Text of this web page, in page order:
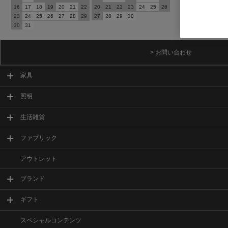
16
17 18 19 20 21
22
23
24 25 26 27 28
29
30
31
20
21 22 23 24 25
26
27
28 29 30
> お問い合わせ
家具
照明
生活雑貨
ファブリック
アウトレット
ブランド
ギフト
スペシャルコンテンツ